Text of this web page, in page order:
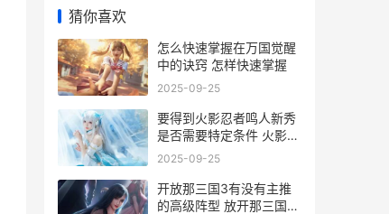
猜你喜欢
怎么快速掌握在万国觉醒
中的诀窍 怎样快速掌握
2025-09-25
要得到火影忍者鸣人新秀
是否需要特定条件 火影免
费获得忍者
2025-09-25
开放那三国3有没有主推
的高级阵型 放开那三国3